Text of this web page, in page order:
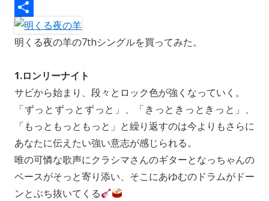
sk
y
b
o
o
es
t
o
n
o
p
y
n
E
m
a
共
有
明くる夜の羊の7thシングルを買ってみた。
1.ロンリーナイト
サビから始まり、段々とロック色が強くなっていく。
「ずっとずっとずっと」、「きっときっときっと」、
「もっともっともっと」と繰り返すのは今よりもさらに
あなたに伝えたい強い意志が感じられる。
唯の可憐な歌声にクラシマさんのギターとなっちゃんの
ベースがそっと寄り添い、そこにあゆむのドラムがドー
ンとぶち抜いてくる